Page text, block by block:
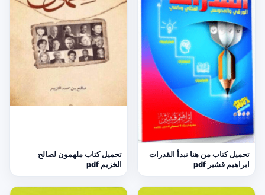
تحميل كتاب من هنا نبدأ القدرات
ابراهيم قشير pdf
تحميل كتاب ملهمون لصالح
الخزيم pdf